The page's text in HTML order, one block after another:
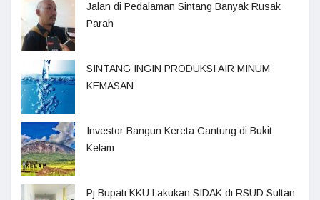
Jalan di Pedalaman Sintang Banyak Rusak
Parah
SINTANG INGIN PRODUKSI AIR MINUM
KEMASAN
Investor Bangun Kereta Gantung di Bukit
Kelam
Pj Bupati KKU Lakukan SIDAK di RSUD Sultan